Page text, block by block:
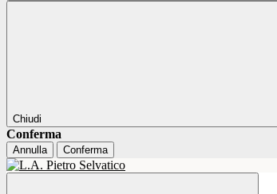
Chiudi
Conferma
Annulla Conferma